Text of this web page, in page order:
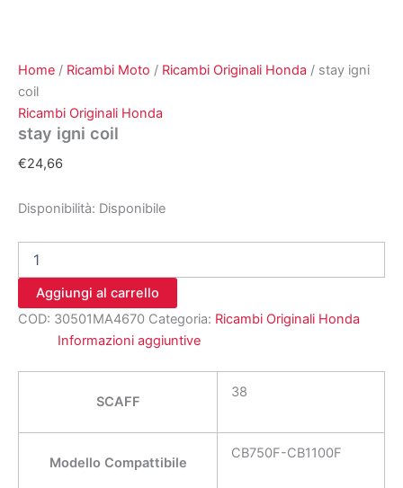
Home / Ricambi Moto / Ricambi Originali Honda / stay igni
coil
Ricambi Originali Honda
stay igni coil
€24,66
Disponibilità: Disponibile
igni
quantità
Aggiungi al carrello
COD: 30501MA4670 Categoria: Ricambi Originali Honda
Informazioni aggiuntive
SCAFF
38
Modello Compattibile
CB750F-CB1100F